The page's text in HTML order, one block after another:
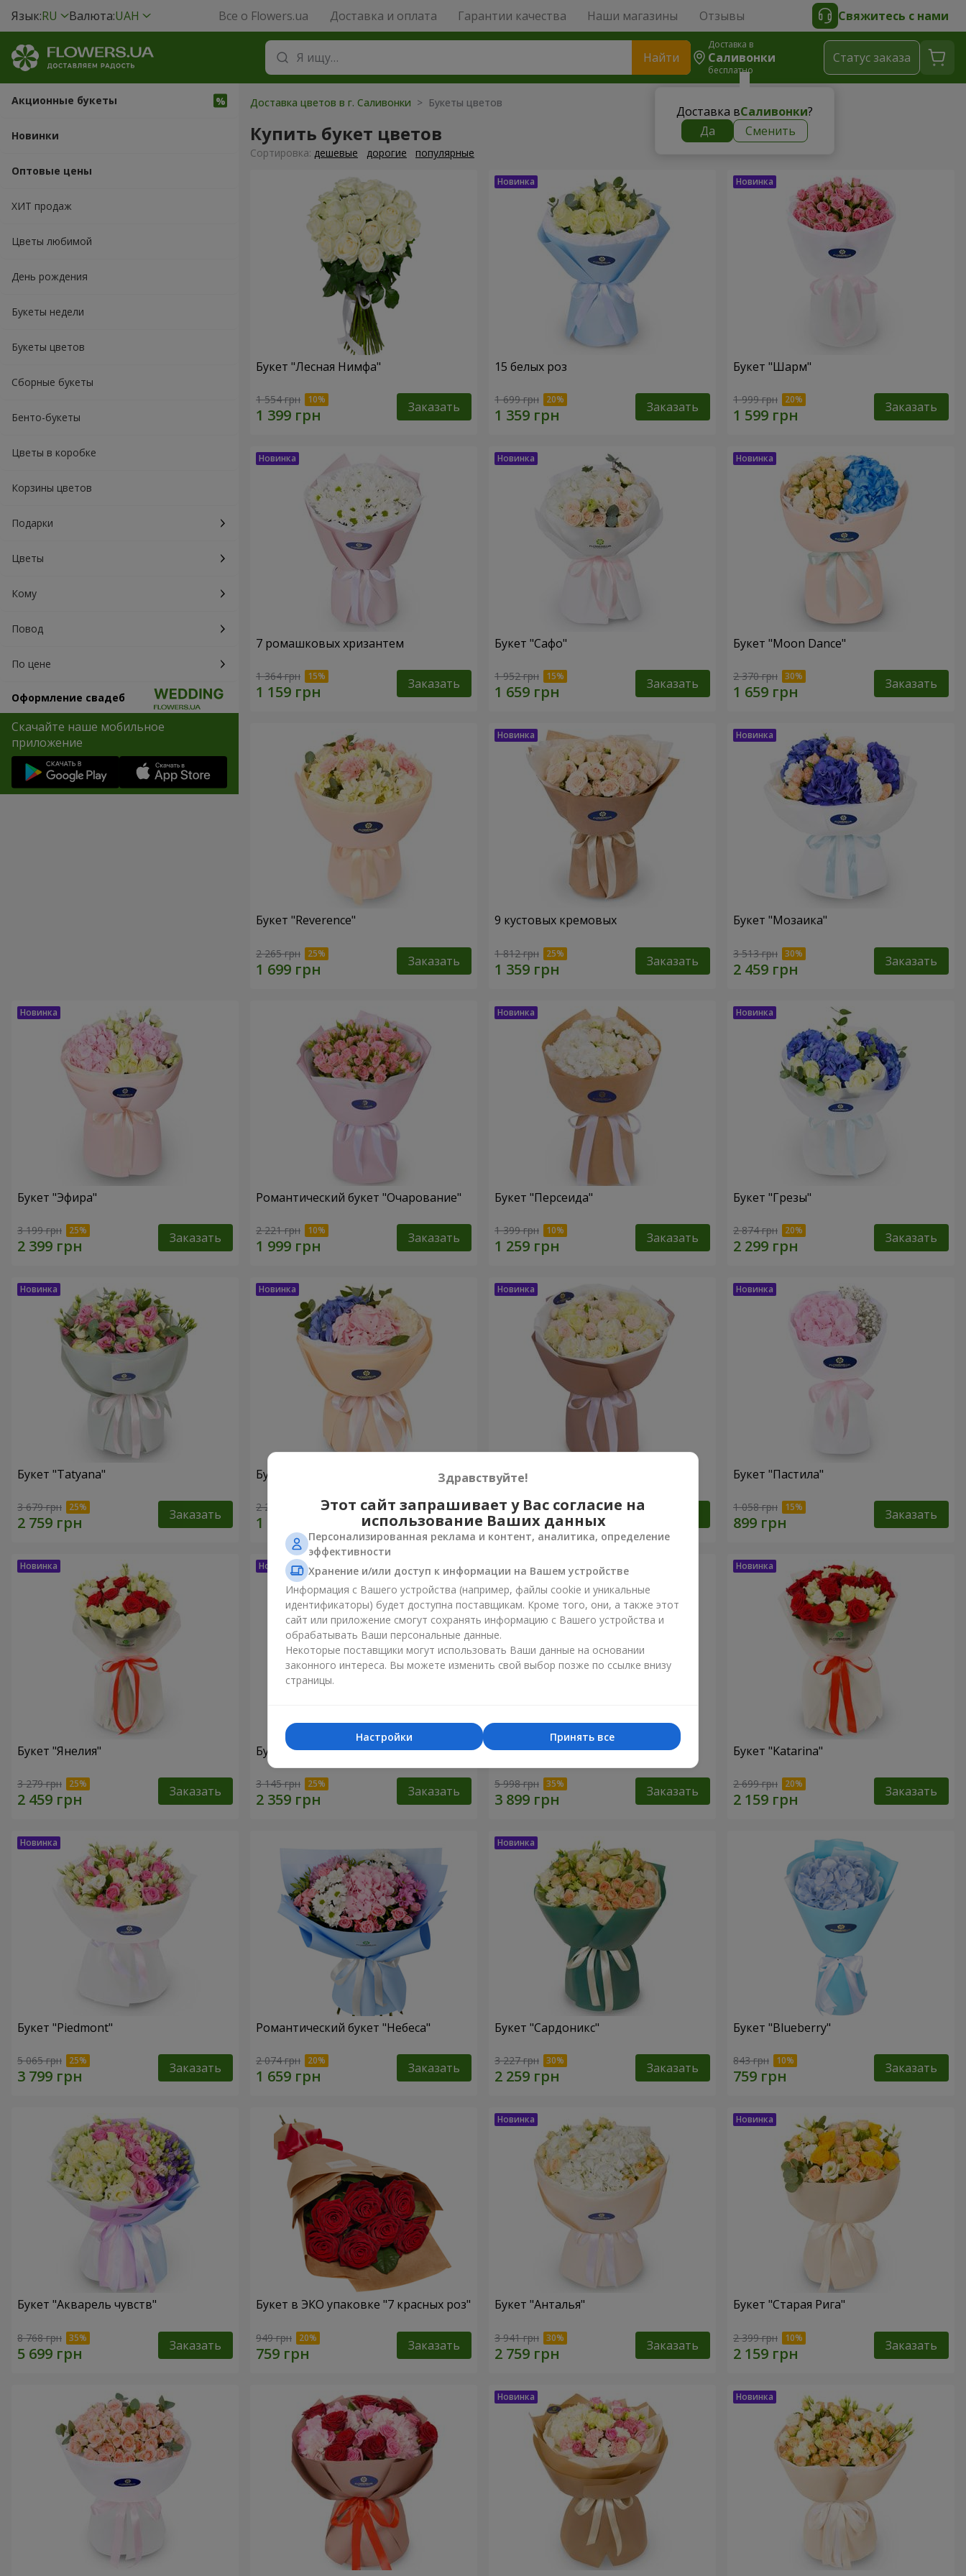
Язык:RU Валюта:UAH Все о Flowers.ua Доставка и оплата Гарантии качества Наши магазины Отзывы Свяжитесь с нами
Найти
Доставка в
Саливонки
бесплатно
Доставка вСаливонки?
Да
Сменить
Cтатус заказа
Акционные букеты
Новинки
Оптовые цены
ХИТ продаж
Цветы любимой
День рождения
Букеты недели
Букеты цветов
Сборные букеты
Бенто-букеты
Цветы в коробке
Корзины цветов
Подарки
Цветы
Кому
Повод
По цене
Оформление свадеб
Скачайте наше мобильное
приложение
Доставка цветов в г. Саливонки > Букеты цветов
Купить букет цветов
Cортировка: дешевые дорогие популярные
Букет "Лесная Нимфа"
1 554 грн Заказать
15 белых роз
1 699 грн Заказать
Букет "Шарм"
1 999 грн Заказать
7 ромашковых хризантем
1 364 грн Заказать
Букет "Сафо"
1 952 грн Заказать
Букет "Moon Dance"
2 370 грн Заказать
Букет "Reverence"
2 265 грн Заказать
9 кустовых кремовых
1 812 грн Заказать
Букет "Мозаика"
3 513 грн Заказать
Букет "Эфира"
3 199 грн Заказать
Романтический букет "Очарование"
2 221 грн Заказать
Букет "Персеида"
1 399 грн Заказать
Букет "Грезы"
2 874 грн Заказать
Букет "Tatyana"
3 679 грн Заказать
Букет "Облако чувств"
2 212 грн Заказать
Букет "Венера"
2 249 грн
Букет "Пастила"
1 058 грн Заказать
Букет "Янелия"
3 279 грн Заказать
Букет "Искренность"
3 145 грн Заказать
Букет "Tarnis"
5 998 грн Заказать
Букет "Katarina"
2 699 грн Заказать
Букет "Piedmont"
5 065 грн Заказать
Романтический букет "Небеса"
2 074 грн Заказать
Букет "Сардоникс"
3 227 грн Заказать
Букет "Blueberry"
843 грн Заказать
Букет "Акварель чувств"
8 768 грн Заказать
Букет в ЭКО упаковке "7 красных роз"
949 грн Заказать
Букет "Анталья"
3 941 грн Заказать
Букет "Старая Рига"
2 399 грн Заказать
Здравствуйте!
Этот сайт запрашивает у Вас согласие на
использование Ваших данных
Персонализированная реклама и контент, аналитика, определение
эффективности
Хранение и/или доступ к информации на Вашем устройстве
Информация с Вашего устройства (например, файлы cookie и уникальные
идентификаторы) будет доступна поставщикам. Кроме того, они, а также этот
сайт или приложение смогут сохранять информацию с Вашего устройства и
обрабатывать Ваши персональные данные.
Некоторые поставщики могут использовать Ваши данные на основании
законного интереса. Вы можете изменить свой выбор позже по ссылке внизу
страницы.
Принять все
Настройки